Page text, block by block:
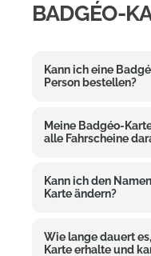
BADGÉO-
Kann ich eine
Person bestellen?
Meine Badgéo-
alle Fahrscheine
Kann ich den
Karte ändern?
Wie lange dauert
Karte erhalte und